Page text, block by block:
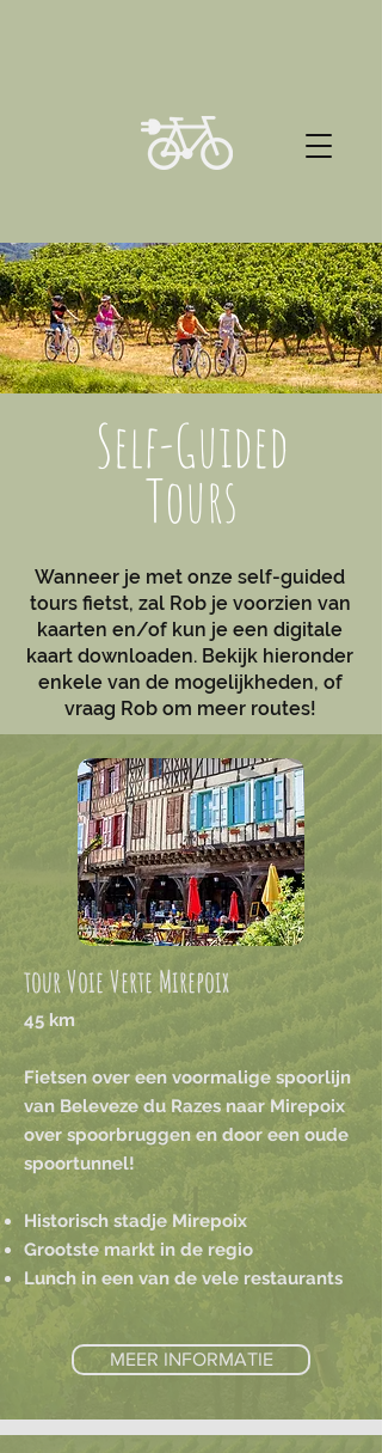
Self-Guided
Tours
Wanneer je met onze self-guided
tours fietst, zal Rob je voorzien van
kaarten en/of kun je een digitale
kaart downloaden. Bekijk hieronder
enkele van de mogelijkheden, of
vraag Rob om meer routes!
tour Voie Verte Mirepoix
45 km
Fietsen over een voormalige spoorlijn
van Beleveze du Razes naar Mirepoix
over spoorbruggen en door een oude
spoortunnel!
Historisch stadje Mirepoix
Grootste markt in de regio
Lunch in een van de vele restaurants
MEER INFORMATIE